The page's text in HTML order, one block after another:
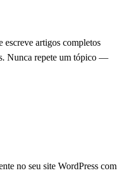
artigos completos
Nunca repete um tópico —
no seu site WordPress com